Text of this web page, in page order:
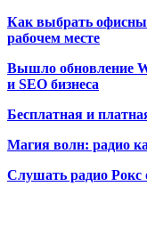
Как выбрать
рабочем месте
Вышло обновление
и SEO бизнеса
Бесплатная и
Магия волн: радио
Слушать радио Рокс